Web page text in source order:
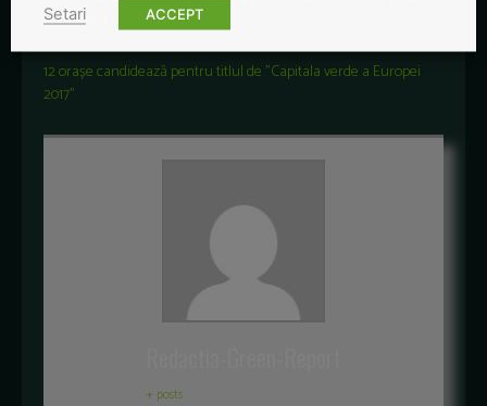
decât emit
12 orașe candidează pentru titlul de ”Capitala verde a Europei
2017”
+ posts
Setari
ACCEPT